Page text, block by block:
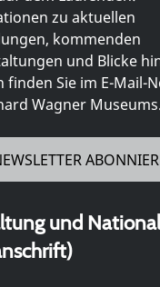
zu aktuellen
kommenden
und Blicke
finden Sie im E-Mail-
Wagner
und